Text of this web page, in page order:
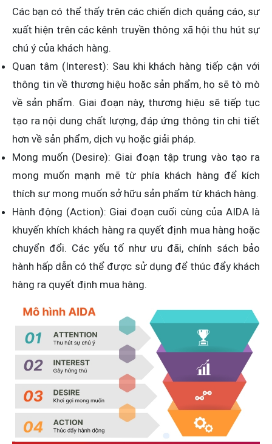
Các bạn có thể thấy trên các chiến dịch quảng cáo, sự
xuất hiện trên các kênh truyền thông xã hội thu hút sự
chú ý của khách hàng.
Quan tâm (Interest): Sau khi khách hàng tiếp cận với
thông tin về thương hiệu hoặc sản phẩm, họ sẽ tò mò
về sản phẩm. Giai đoạn này, thương hiệu sẽ tiếp tục
tạo ra nội dung chất lượng, đáp ứng thông tin chi tiết
hơn về sản phẩm, dịch vụ hoặc giải pháp.
Mong muốn (Desire): Giai đoạn tập trung vào tạo ra
mong muốn mạnh mẽ từ phía khách hàng để kích
thích sự mong muốn sở hữu sản phẩm từ khách hàng.
Hành động (Action): Giai đoạn cuối cùng của AIDA là
khuyến khích khách hàng ra quyết định mua hàng hoặc
chuyển đổi. Các yếu tố như ưu đãi, chính sách bảo
hành hấp dẫn có thể được sử dụng để thúc đẩy khách
hàng ra quyết định mua hàng.